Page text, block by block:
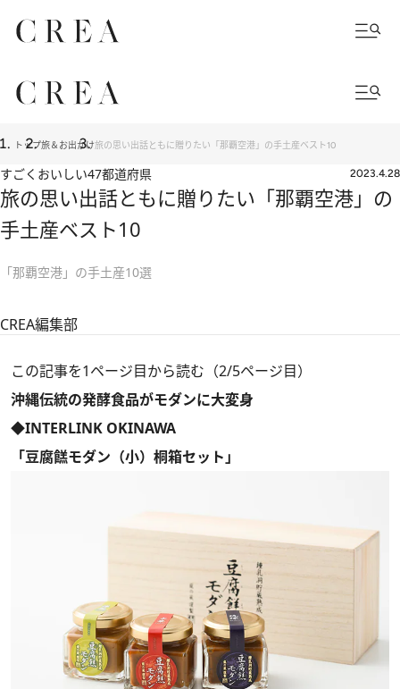
トップ旅＆お出かけ旅の思い出話ともに贈りたい「那覇空港」の手土産ベスト10
すごくおいしい47都道府県 2023.4.28
旅の思い出話ともに贈りたい「那覇空港」の
手土産ベスト10
「那覇空港」の手土産10選
CREA編集部
この記事を1ページ目から読む（2/5ページ目）
沖縄伝統の発酵食品がモダンに大変身
◆INTERLINK OKINAWA
「豆腐餻モダン（小）桐箱セット」